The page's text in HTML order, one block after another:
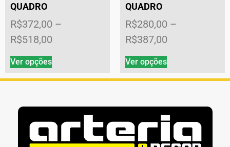
QUADRO
R$372,00 –
R$518,00
Ver opções
QUADRO
R$280,00 –
R$387,00
Ver opções